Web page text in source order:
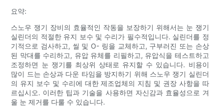
요약:
스노우 쟁기 장비의 효율적인 작동을 보장하기 위해서는 눈 쟁기
실린더의 적절한 유지 보수 및 수리가 필수적입니다. 실린더를 정
기적으로 검사하고, 씰 및 O- 링을 교체하고, 구부러진 또는 손상
된 막대를 수리하고, 유압 유체를 리필하고, 유압식을 테스트하고
조정하면 눈 쟁기를 최상위 상태로 유지할 수 있습니다. 비용이
많이 드는 손상과 다운 타임을 방지하기 위해 스노우 쟁기 실린더
의 유지 보수 및 수리에 대한 제조업체의 지침 및 권장 사항을 따
르십시오. 이러한 팁과 기술을 사용하면 자신감과 효율성으로 겨
울 눈 제거를 ​​다룰 수 있습니다.